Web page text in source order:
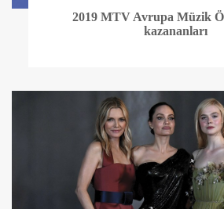
2019 MTV Avrupa Müzik
kazananları